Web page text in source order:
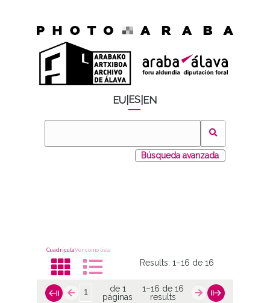
EU ES EN
Búsqueda avanzada
CuadrículaVer como lista
Results:1–16 de 16
de 1
páginas
1–16 de 16
results